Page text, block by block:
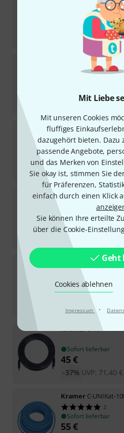
Mit Liebe
Mit unseren Cookies
fluffiges
dazugehört bieten. Dazu
passende Angebote,
und das Merken von
Sie okay ist, stimmen Sie
für Präferenzen,
einfach durch einen Klick
Sie können Ihre erteilte
über die Cookie-
Geht
Cookies ablehnen
Impressum ·
1
Sofort lieferbar
UVP:84,49 €
C-HM/HM-3
14
UVP:15,47 €
-43%
KramerC-BM/BM-
1
Sofort lieferbar
17,50 €
UVP:27,37 €
-36%
KramerC-UNIKat-
1
Sofort lieferbar
145 €
-32%
C-UNIKat-6
Sofort lieferbar
13,50€
UVP:
C-MHM/
Sofort lieferbar
45€
UVP: 71,40 €
-37%
Kramer C-UNIKat-
2
Sofort lieferbar
55€